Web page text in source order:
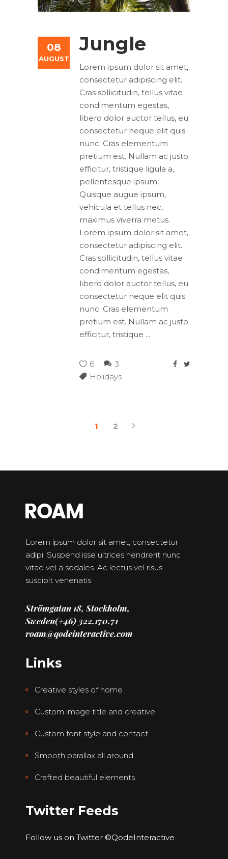
08
AUGUST
Jungle
Lorem ipsum dolor sit amet,
consectetur adipiscing elit.
Cras sollicitudin, tellus vitae
condimentum egestas,
libero dolor auctor tellus, eu
consectetur neque elit quis
nunc. Cras elementum
pretium est. Nullam ac justo
efficitur, tristique ligula a,
pellentesque ipsum.
Quisque augue ipsum,
vehicula et tellus nec,
maximus viverra metus.
Lorem ipsum dolor sit amet,
consectetur adipiscing elit.
Cras sollicitudin, tellus vitae
condimentum egestas,
libero dolor auctor tellus, eu
consectetur neque elit quis
nunc. Cras elementum
pretium est. Nullam ac justo
efficitur, tristique
6
3
Holidays
1 2
Lorem ipsum dolor sit amet, consectetur
adipi. Suspend isse ultrices hendrerit nunc
vitae vel a sodales. Ac lectus vel risus
suscipit venenatis.
Strömgatan 18, Stockholm,
Sweden(+46) 322.170.71
roam@qodeinteractive.com
Links
Creative styles of home
Custom image title and creative
Custom font style and contact
Smooth parallax all around
Crafted beautiful elements
Twitter Feeds
Follow us on Twitter ©QodeInteractive